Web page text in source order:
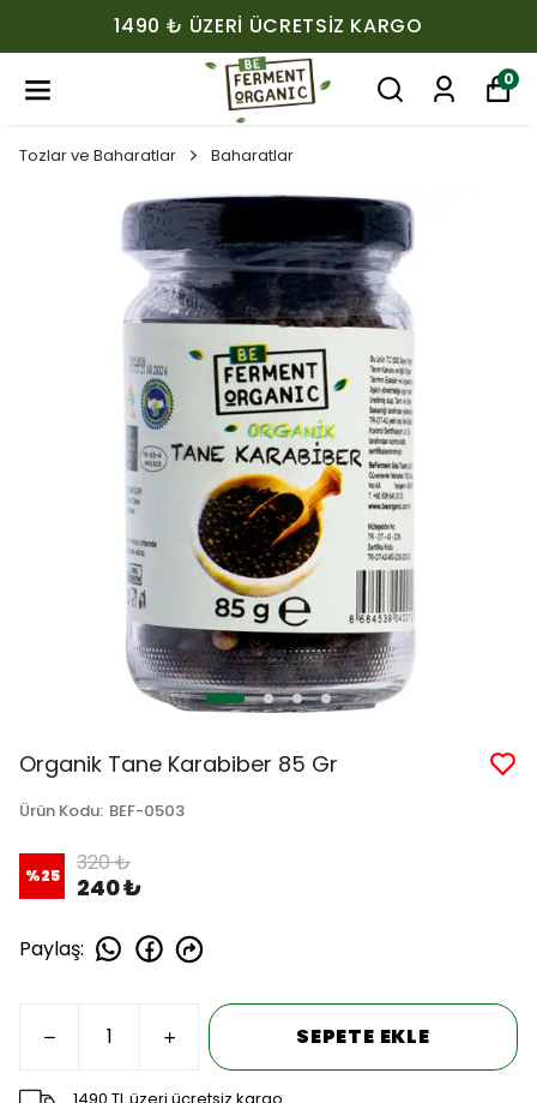
1490 ₺ ÜZERI ÜCRETSIZ KARGO
0
Tozlar ve Baharatlar Baharatlar
Organik Tane Karabiber 85 Gr
Ürün Kodu: BEF-0503
%25 320 ₺
240 ₺
Paylaş:
SEPETE EKLE
1490 TL üzeri ücretsiz kargo